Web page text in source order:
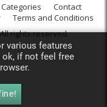
Categories
Contact
Terms and Conditions
rights reserved.
various features
ok, if not feel free